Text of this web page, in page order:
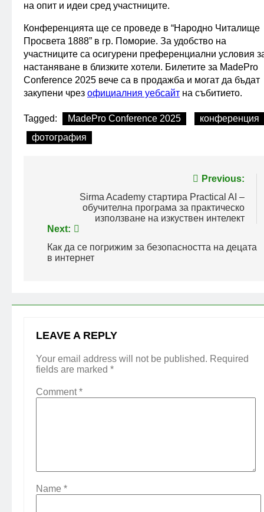
на опит и идеи сред участниците.
Конференцията ще се проведе в “Народно Читалище
Просвета 1888” в гр. Поморие. За удобство на
участниците са осигурени преференциални условия
настаняване в близките хотели. Билетите за MadePro
Conference 2025 вече са в продажба и могат да бъдат
закупени чрез официалния уебсайт на събитието.
Tagged: MadePro Conference 2025
конференция
фотография
navigation
Previous:
Sirma Academy стартира Practical AI –
обучителна програма за практическо
използване на изкуствен интелект
Next:
Как да се погрижим за безопасността на децата
в интернет
LEAVE A REPLY
Your email address will not be published. Required
fields are marked *
Comment*
Name *